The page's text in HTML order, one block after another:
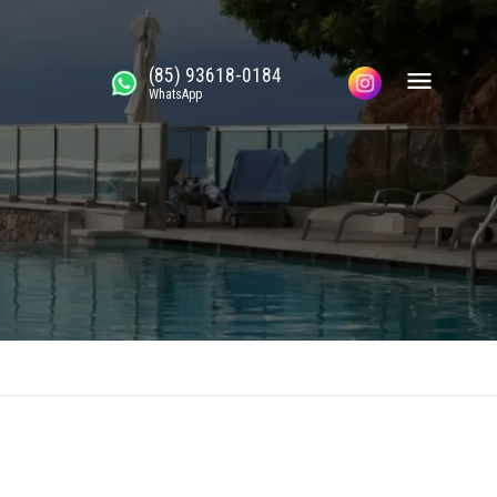
(85) 93618-0184
WhatsApp